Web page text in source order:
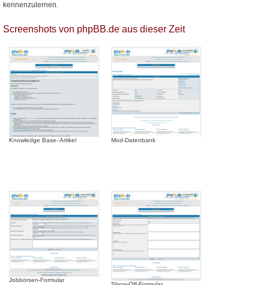
kennenzulernen.
Screenshots von phpBB.de aus dieser Zeit
Knowledge Base- Artikel Mod-Datenbank
Jobbörsen-Formular